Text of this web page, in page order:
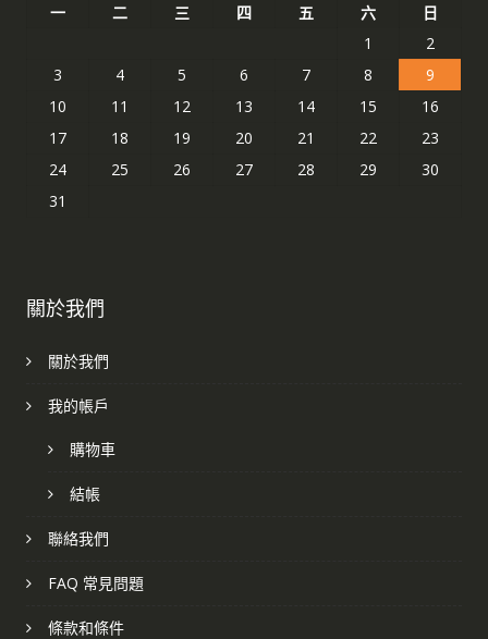
一 二 三 四 五 六
日
1
2
3
4 5 6 7 8
9
10
11 12 13 14 15
16
17
18 19 20 21 22
23
24
25 26 27 28 29
30
31
關於我們
關於我們
我的帳戶
購物車
結帳
聯絡我們
FAQ 常見問題
條款和條件